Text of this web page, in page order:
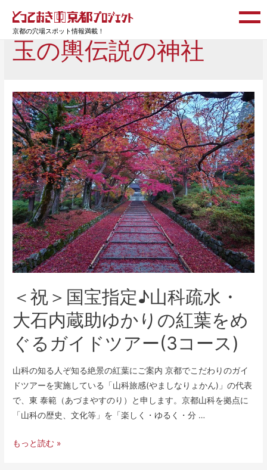
京都の穴場スポット情報満載！
玉の輿伝説の神社
＜祝＞国宝指定♪山科疏水・
大石内蔵助ゆかりの紅葉をめ
ぐるガイドツアー(3コース)
山科の知る人ぞ知る絶景の紅葉にご案内 京都でこだわりのガイ
ドツアーを実施している「山科旅感(やましなりょかん)」の代表
で、東 泰範（あづまやすのり）と申します。京都山科を拠点に
「山科の歴史、文化等」を「楽しく・ゆるく・分 …
もっと読む »